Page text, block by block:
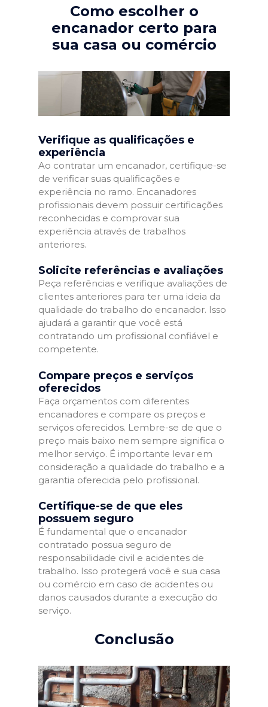
Como escolher o
encanador certo para
sua casa ou comércio
Verifique as qualificações e
experiência
Ao contratar um encanador, certifique-se
de verificar suas qualificações e
experiência no ramo. Encanadores
profissionais devem possuir certificações
reconhecidas e comprovar sua
experiência através de trabalhos
anteriores.
Solicite referências e avaliações
Peça referências e verifique avaliações de
clientes anteriores para ter uma ideia da
qualidade do trabalho do encanador. Isso
ajudará a garantir que você está
contratando um profissional confiável e
competente.
Compare preços e serviços
oferecidos
Faça orçamentos com diferentes
encanadores e compare os preços e
serviços oferecidos. Lembre-se de que o
preço mais baixo nem sempre significa o
melhor serviço. É importante levar em
consideração a qualidade do trabalho e a
garantia oferecida pelo profissional.
Certifique-se de que eles
possuem seguro
É fundamental que o encanador
contratado possua seguro de
responsabilidade civil e acidentes de
trabalho. Isso protegerá você e sua casa
ou comércio em caso de acidentes ou
danos causados durante a execução do
serviço.
Conclusão